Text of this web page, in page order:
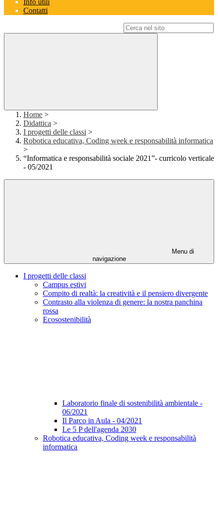
Info utili
Contatti
Home >
Didattica >
I progetti delle classi >
Robotica educativa, Coding week e responsabilità informatica
>
“Informatica e responsabilità sociale 2021”- curricolo verticale
- 05/2021
Menu di
navigazione
I progetti delle classi
Campus estivi
Compito di realtà: la creatività e il pensiero divergente
Contrasto alla violenza di genere: la nostra panchina
rossa
Ecosostenibilità
Laboratorio finale di sostenibilità ambientale -
06/2021
Il Parco in Aula - 04/2021
Le 5 P dell'agenda 2030
Robotica educativa, Coding week e responsabilità
informatica